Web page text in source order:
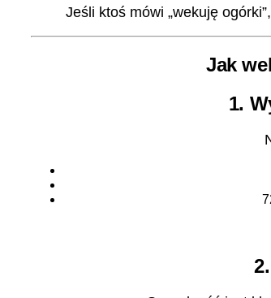
Jeśli ktoś mówi „wekuję
Jak
1.